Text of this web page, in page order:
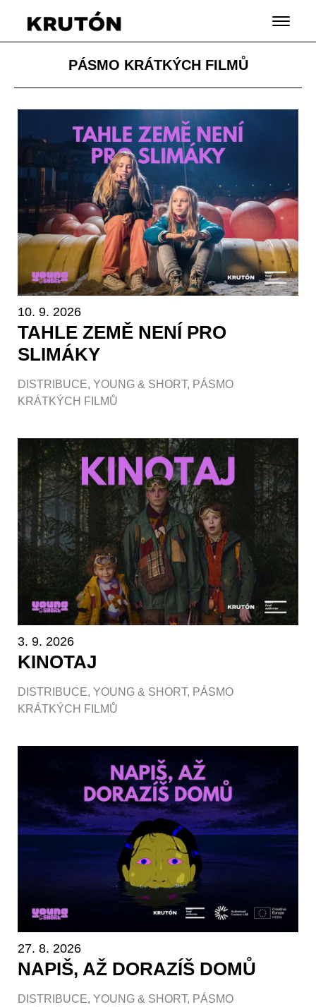
PÁSMO KRÁTKÝCH FILMŮ
10. 9. 2026
TAHLE ZEMĚ NENÍ PRO
SLIMÁKY
DISTRIBUCE, YOUNG & SHORT, PÁSMO
KRÁTKÝCH FILMŮ
3. 9. 2026
KINOTAJ
DISTRIBUCE, YOUNG & SHORT, PÁSMO
KRÁTKÝCH FILMŮ
27. 8. 2026
NAPIŠ, AŽ DORAZÍŠ DOMŮ
DISTRIBUCE, YOUNG & SHORT, PÁSMO